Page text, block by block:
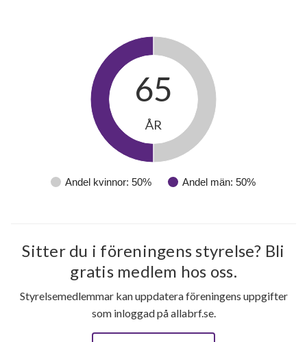
Andel kvinnor: 50% Andel män: 50%
65
ÅR
Sitter du i föreningens styrelse? Bli
gratis medlem hos oss.
Styrelsemedlemmar kan uppdatera föreningens uppgifter
som inloggad på allabrf.se.